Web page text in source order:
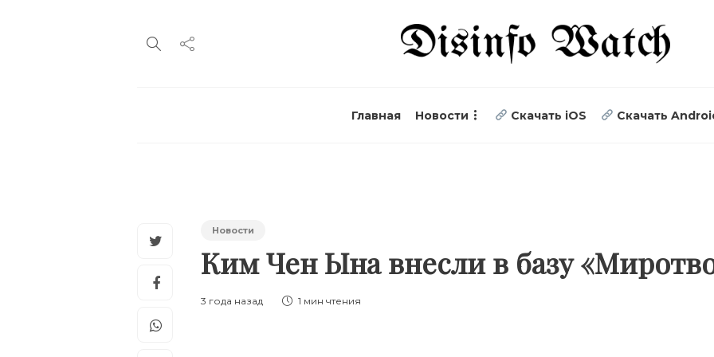
Главная Новости Скачать iOS Скачать
Новости
Ким Чен Ына внесли в базу
3 года назад 1 мин чтения